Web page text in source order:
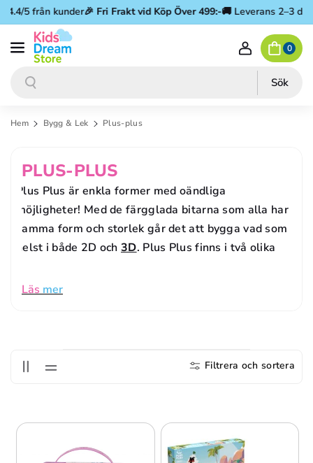
Gå vidare till innehåll
5 från kunder🎉Fri Frakt vid Köp Över 499:-🚚 Leverans 2–3 dagar
Sök Sök
0
Hem Bygg & Lek Plus-plus
P
R
O
D
U
T
R
:
PLUS-PLUS
Plus Plus är enkla former med oändliga
möjligheter! Med de färgglada bitarna som alla har
samma form och storlek går det att bygga vad som
helst i både 2D och3D. Plus Plus finns i två olika
Läs mer
Filtrera och sortera